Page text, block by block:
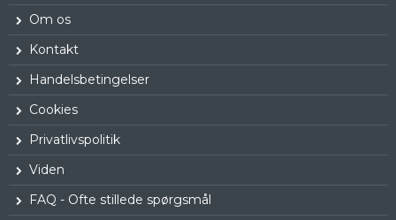
Om os
Kontakt
Handelsbetingelser
Cookies
Privatlivspolitik
Viden
FAQ - Ofte stillede spørgsmål